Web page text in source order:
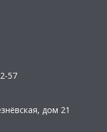
57
дом 21